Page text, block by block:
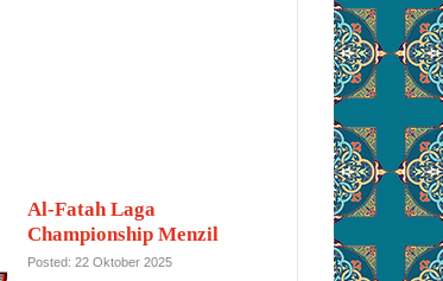
Al-Fatah Laga
Championship Menzil
Posted: 22 Oktober 2025